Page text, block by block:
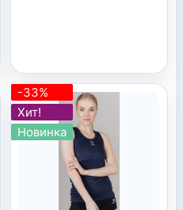
-33%
Хит!
Новинка